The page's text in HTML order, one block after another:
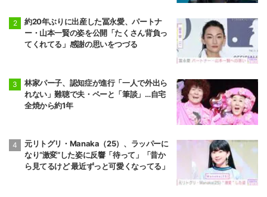
約20年ぶりに出産した冨永愛、パートナ
ー・山本一賢の姿を公開「たくさん背負っ
てくれてる」感謝の思いをつづる
林家パー子、認知症が進行「一人で外出ら
れない」難聴で夫・ペーと「筆談」…自宅
全焼から約1年
元リトグリ・Manaka（25）、ラッパーに
なり“激変”した姿に反響「待って」「昔か
ら見てるけど 最近ずっと可愛くなってる」